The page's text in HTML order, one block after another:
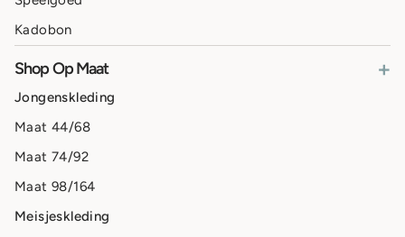
Kadobon
Shop Op Maat +
Jongenskleding
Maat 44/68
Maat 74/92
Maat 98/164
Meisjeskleding